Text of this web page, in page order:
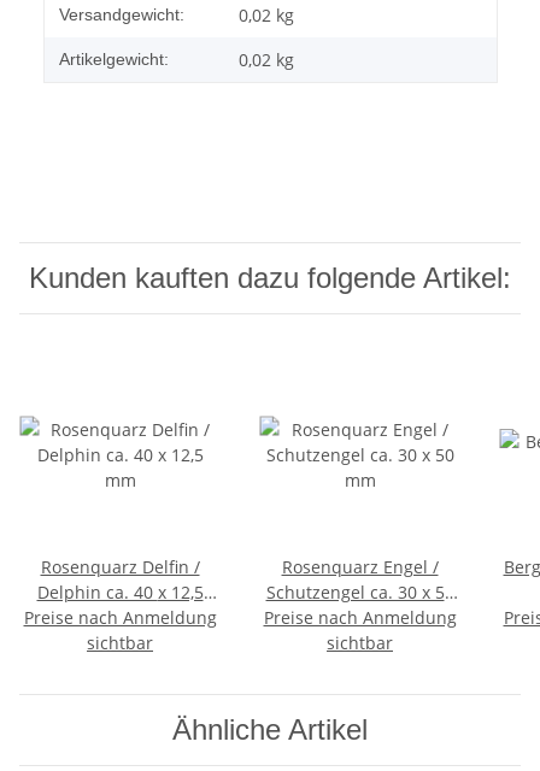
Produkteigenschaft
Wert
Versandgewicht: 0,02 kg
Artikelgewicht: 0,02 kg
Kunden kauften dazu folgende Artikel:
Rosenquarz Delfin /
Delphin ca. 40 x 12,5
mm
Preise nach Anmeldung
sichtbar
Rosenquarz Engel /
Schutzengel ca. 30 x 50
mm
Preise nach Anmeldung
sichtbar
Ähnliche Artikel